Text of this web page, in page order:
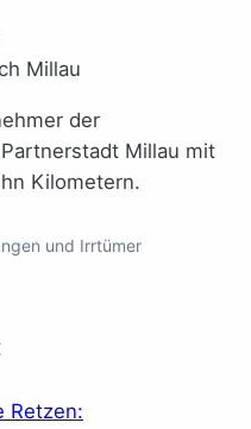
der
Millau mit
Kilometern.
und Irrtümer